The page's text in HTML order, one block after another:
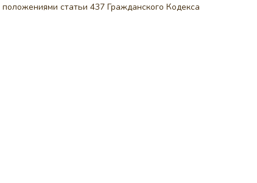
статьи 437 Гражданского Кодекса